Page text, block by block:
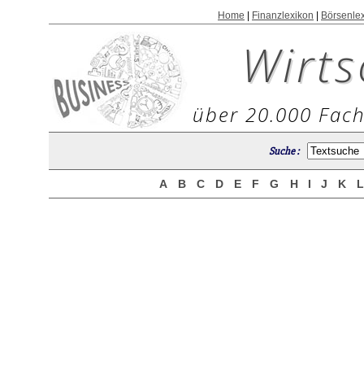
Home Finanzlexikon
über 20.000
Suche :
A B C D E F G H I J K